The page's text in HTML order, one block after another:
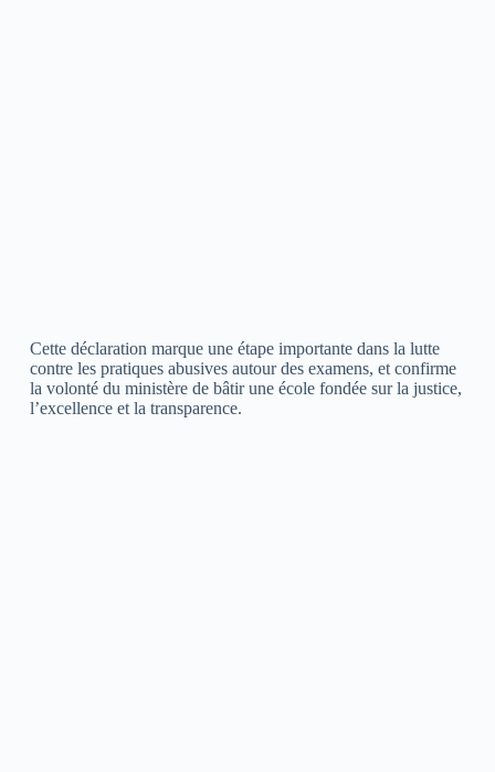
Cette déclaration marque une étape importante dans la lutte
contre les pratiques abusives autour des examens, et confirme
la volonté du ministère de bâtir une école fondée sur la justice,
l’excellence et la transparence.